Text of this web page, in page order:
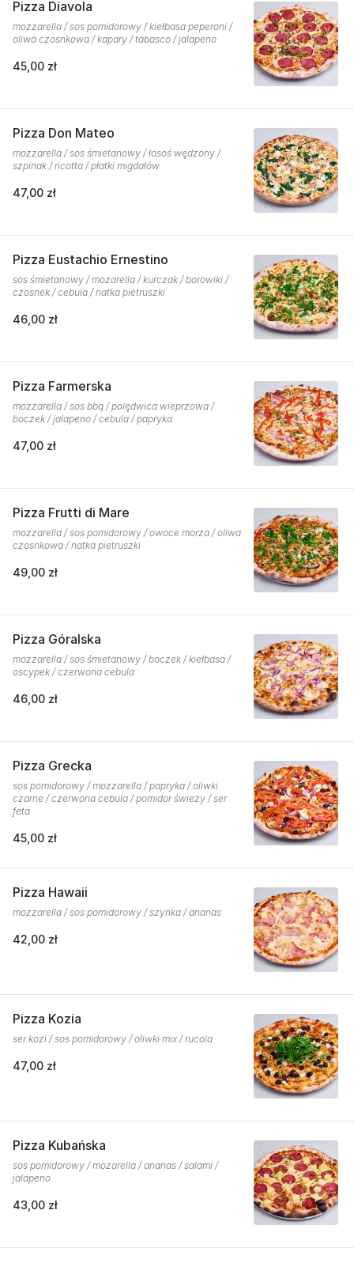
Pizza Diavola
mozzarella / sos pomidorowy / kiełbasa peperoni /
oliwa czosnkowa / kapary / tabasco / jalapeno
45,00 zł
Pizza Don Mateo
mozzarella / sos śmietanowy / łosoś wędzony /
szpinak / ricotta / płatki migdałów
47,00 zł
Pizza Eustachio Ernestino
sos śmietanowy / mozarella / kurczak / borowiki /
czosnek / cebula / natka pietruszki
46,00 zł
Pizza Farmerska
mozzarella / sos bbq / polędwica wieprzowa /
boczek / jalapeno / cebula / papryka
47,00 zł
Pizza Frutti di Mare
mozzarella / sos pomidorowy / owoce morza / oliwa
czosnkowa / natka pietruszki
49,00 zł
Pizza Góralska
mozzarella / sos śmietanowy / boczek / kiełbasa /
oscypek / czerwona cebula
46,00 zł
Pizza Grecka
sos pomidorowy / mozzarella / papryka / oliwki
czarne / czerwona cebula / pomidor świeży / ser
feta
45,00 zł
Pizza Hawaii
mozzarella / sos pomidorowy / szynka / ananas
42,00 zł
Pizza Kozia
ser kozi / sos pomidorowy / oliwki mix / rucola
47,00 zł
Pizza Kubańska
sos pomidorowy / mozarella / ananas / salami /
jalapeno
43,00 zł